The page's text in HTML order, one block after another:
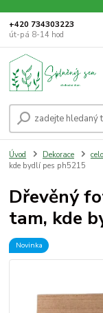
+420 734303223
út-pá 8-14 hod
Úvod Dekorace
kde bydlí pes ph5215
Dřevěný
tam, kde
Novinka